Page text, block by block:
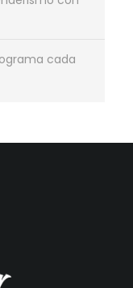
cada